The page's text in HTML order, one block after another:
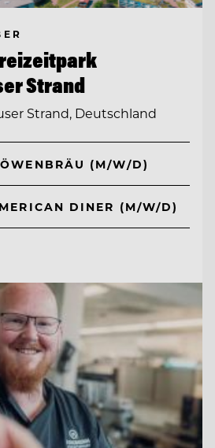
Strand
Strand, Deutschland
(M/W/D)
DINER (M/W/D)